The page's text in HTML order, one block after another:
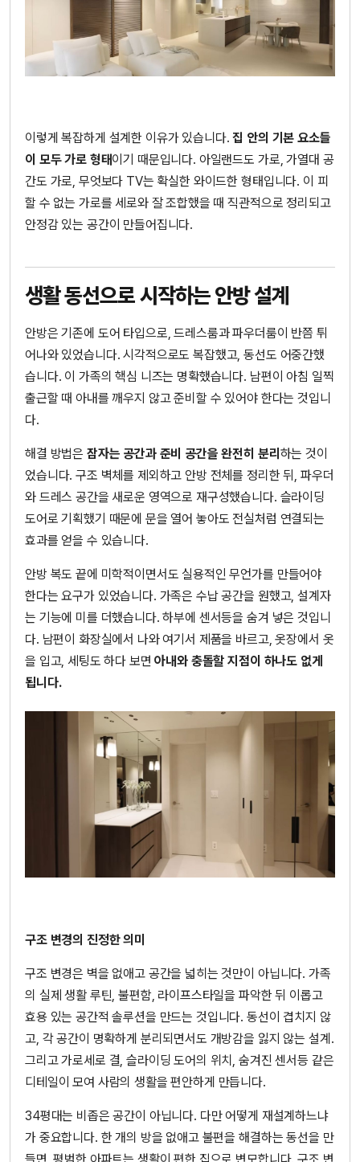
이렇게 복잡하게 설계한 이유가 있습니다.집 안의 기본 요소들
이 모두 가로 형태이기 때문입니다. 아일랜드도 가로, 가열대 공
간도 가로, 무엇보다 TV는 확실한 와이드한 형태입니다. 이 피
할 수 없는 가로를 세로와 잘 조합했을 때 직관적으로 정리되고
안정감 있는 공간이 만들어집니다.
생활 동선으로 시작하는 안방 설계
안방은 기존에 도어 타입으로, 드레스룸과 파우더룸이 반쯤 튀
어나와 있었습니다. 시각적으로도 복잡했고, 동선도 어중간했
습니다. 이 가족의 핵심 니즈는 명확했습니다. 남편이 아침 일찍
출근할 때 아내를 깨우지 않고 준비할 수 있어야 한다는 것입니
다.
해결 방법은 잠자는 공간과 준비 공간을 완전히 분리 하는 것이
었습니다. 구조 벽체를 제외하고 안방 전체를 정리한 뒤, 파우더
와 드레스 공간을 새로운 영역으로 재구성했습니다. 슬라이딩
도어로 기획했기 때문에 문을 열어 놓아도 전실처럼 연결되는
효과를 얻을 수 있습니다.
안방 복도 끝에 미학적이면서도 실용적인 무언가를 만들어야
한다는 요구가 있었습니다. 가족은 수납 공간을 원했고, 설계자
는 기능에 미를 더했습니다. 하부에 센서등을 숨겨 넣은 것입니
다. 남편이 화장실에서 나와 여기서 제품을 바르고, 옷장에서 옷
을 입고, 세팅도 하다 보면아내와 충돌할 지점이 하나도 없게
됩니다.
구조 변경의 진정한 의미
구조 변경은 벽을 없애고 공간을 넓히는 것만이 아닙니다. 가족
의 실제 생활 루틴, 불편함, 라이프스타일을 파악한 뒤 이롭고
효용 있는 공간적 솔루션을 만드는 것입니다. 동선이 겹치지 않
고, 각 공간이 명확하게 분리되면서도 개방감을 잃지 않는 설계.
그리고 가로세로 결, 슬라이딩 도어의 위치, 숨겨진 센서등 같은
디테일이 모여 사람의 생활을 편안하게 만듭니다.
34평대는 비좁은 공간이 아닙니다. 다만 어떻게 재설계하느냐
가 중요합니다. 한 개의 방을 없애고 불편을 해결하는 동선을 만